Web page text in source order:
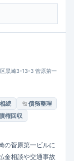
応可能で、依頼者
点が特長です。
黒崎3-13-3 菅原第一
続
債務整理
権回収
の菅原第一ビルに
金相談や交通事故